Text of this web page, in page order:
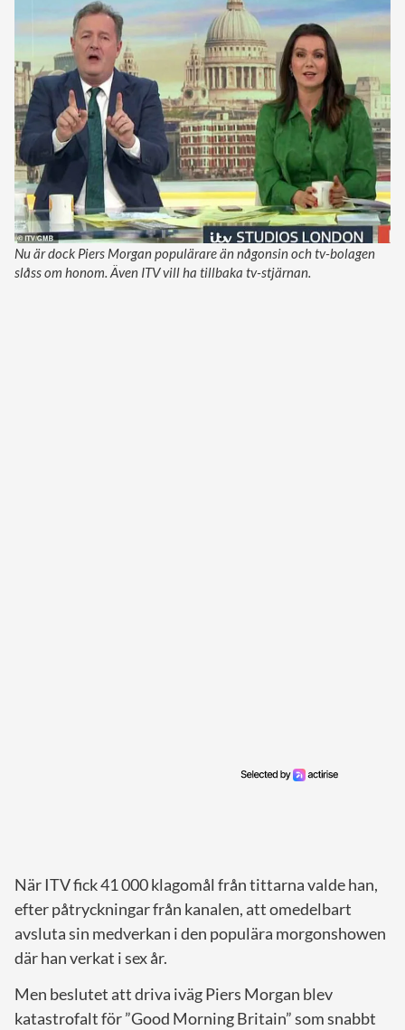
Nu är dock Piers Morgan populärare än någonsin och tv-bolagen
slåss om honom. Även ITV vill ha tillbaka tv-stjärnan.
När ITV fick 41 000 klagomål från tittarna valde han,
efter påtryckningar från kanalen, att omedelbart
avsluta sin medverkan i den populära morgonshowen
där han verkat i sex år.
Men beslutet att driva iväg Piers Morgan blev
katastrofalt för ”Good Morning Britain” som snabbt